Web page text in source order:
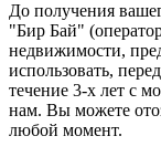
До получения
"Бир Бай"
недвижимости,
использовать,
течение 3-х лет с
нам. Вы можете
любой момент.